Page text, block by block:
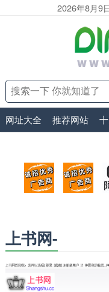
2026年8月9
网址大全 推荐网站
顶部广告位1
广告位招商
上书网-